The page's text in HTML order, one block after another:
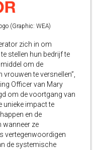
(Graphic: WEA)
zich in om
stellen hun bedrijf te
om de
te versnellen”,
Officer van Mary
om de voortgang van
unieke impact te
en de
wanneer ze
vertegenwoordigen
de systemische